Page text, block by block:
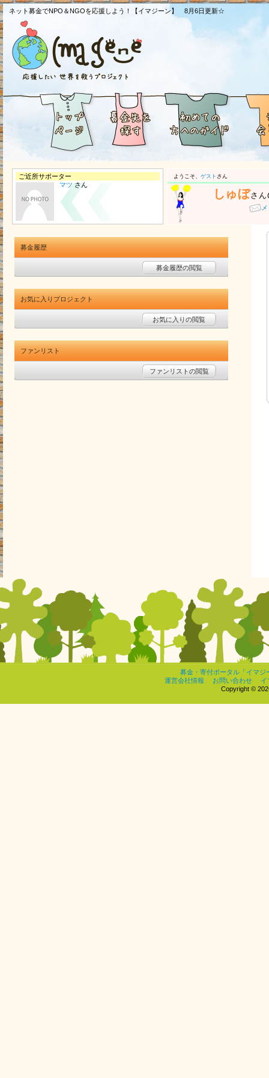
ネット募金でNPO＆NGOを応援しよう！【イマジーン】 8月6日更新☆
ご近所サポーター
マツさん
ようこそ、 ゲスト さん
しゅぼさん
募金履歴
募金履歴の閲覧
お気に入りプロジェクト
お気に入りの閲覧
ファンリスト
ファンリストの閲覧
募金・寄付ポータル「イマジ
運営会社情報
お問い合わせ
イ
Copyright ©